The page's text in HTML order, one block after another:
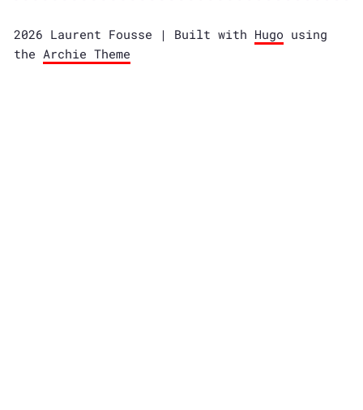
2026 Laurent Fousse | Built with Hugo using
the Archie Theme